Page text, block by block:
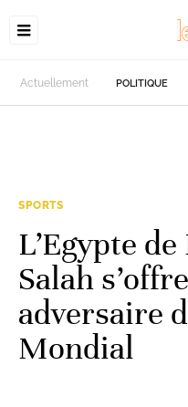
Actuellement POLITIQUE
SPORTS
L’Egypte
Salah
adversaire
Mondial